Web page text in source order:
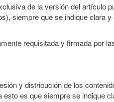
de la versión del artículo
siempre que se indique clara
requisitada y firmada por
y distribución de los
es que siempre se indique